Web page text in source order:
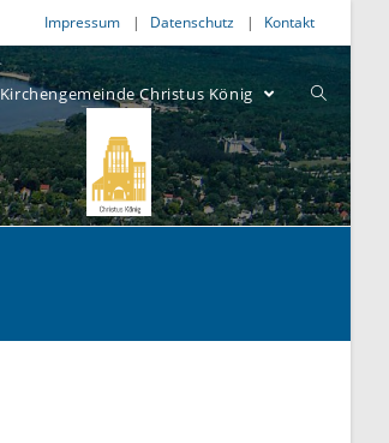
Impressum Datenschutz Kontakt
Kirchengemeinde Christus König